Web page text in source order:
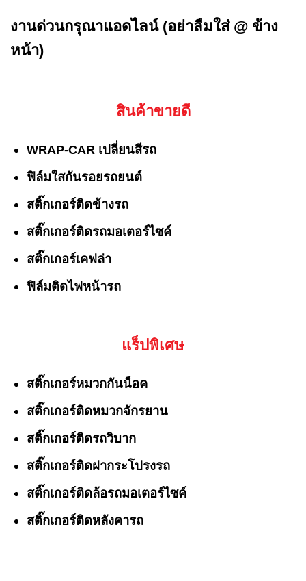
งานด่วนกรุณาแอดไลน์ (อย่าลืมใส่ @ ข้าง
หน้า)
สินค้าขายดี
WRAP-CAR เปลี่ยนสีรถ
ฟิล์มใสกันรอยรถยนต์
สติ๊กเกอร์ติดข้างรถ
สติ๊กเกอร์ติดรถมอเตอร์ไซค์
สติ๊กเกอร์เคฟล่า
ฟิล์มติดไฟหน้ารถ
แร็ปพิเศษ
สติ๊กเกอร์หมวกกันน็อค
สติ๊กเกอร์ติดหมวกจักรยาน
สติ๊กเกอร์ติดรถวิบาก
สติ๊กเกอร์ติดฝากระโปรงรถ
สติ๊กเกอร์ติดล้อรถมอเตอร์ไซค์
สติ๊กเกอร์ติดหลังคารถ